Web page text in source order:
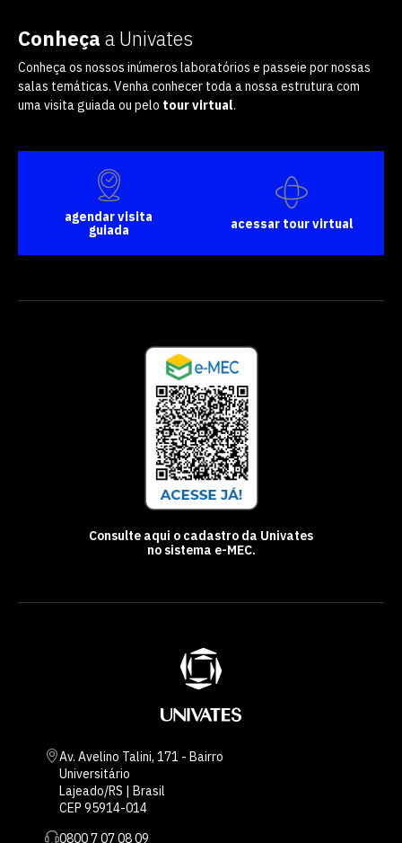
Conheça a Univates
Conheça os nossos inúmeros laboratórios e passeie por nossas
salas temáticas. Venha conhecer toda a nossa estrutura com
uma visita guiada ou pelo tour virtual.
agendar visita
guiada
acessar tour virtual
Consulte aqui o cadastro da Univates
no sistema e-MEC.
Av. Avelino Talini, 171 - Bairro
Universitário
Lajeado/RS | Brasil
CEP 95914-014
0800 7 07 08 09